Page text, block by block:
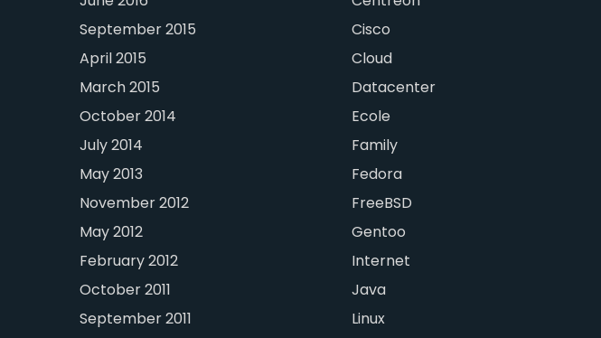
September 2015
April 2015
March 2015
October 2014
July 2014
May 2013
November 2012
May 2012
February 2012
October 2011
September 2011
Cisco
Cloud
Datacenter
Ecole
Family
Fedora
FreeBSD
Gentoo
Internet
Java
Linux